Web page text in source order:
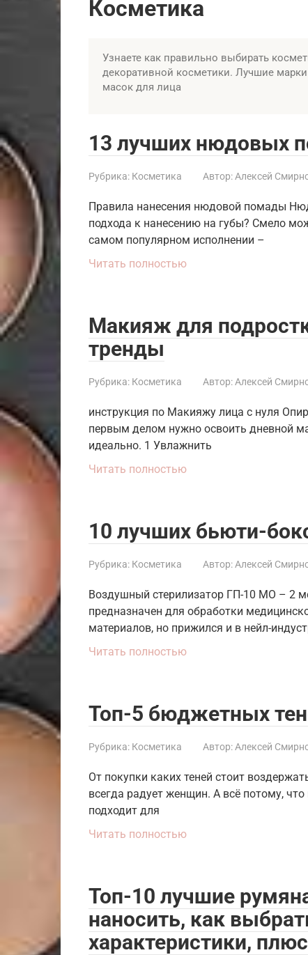
Косметика
Узнаете как правильно выбирать
декоративной косметики. Лучшие
масок для лица
13 лучших нюдовых
Рубрика: Косметика Автор: Алексей
Правила нанесения нюдовой помады
подхода к нанесению на губы? Смело
самом популярном исполнении –
Читать полностью
Макияж для
тренды
Рубрика: Косметика Автор: Алексей
инструкция по Макияжу лица с нуля
первым делом нужно освоить дневной
идеально. 1 Увлажнить
Читать полностью
10 лучших бьюти-
Рубрика: Косметика Автор: Алексей
Воздушный стерилизатор ГП-10 МО – 2
предназначен для обработки
материалов, но прижился и в нейл-
Читать полностью
Топ-5 бюджетных
Рубрика: Косметика Автор: Алексей
От покупки каких теней стоит
всегда радует женщин. А всё потому,
подходит для
Читать полностью
Топ-10 лучшие
наносить, как
характеристики,